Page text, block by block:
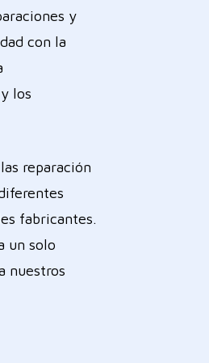
y
con la
los
reparación
fabricantes.
un solo
nuestros